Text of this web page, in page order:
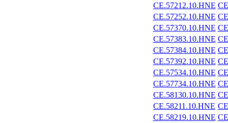
CE.57212.10.HNE
CE.57252.10.HNE
CE.57370.10.HNE
CE.57383.10.HNE
CE.57384.10.HNE
CE.57392.10.HNE
CE.57534.10.HNE
CE.57734.10.HNE
CE.58130.10.HNE
CE.58211.10.HNE
CE.58219.10.HNE